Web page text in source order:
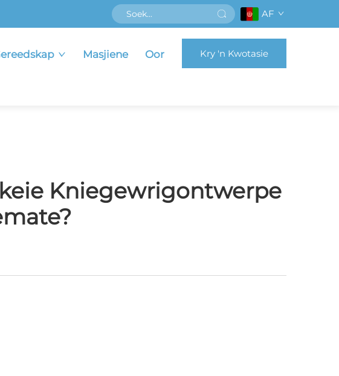
AF
Masjiene Oor Kry 'n Kwotasie
Kniegewrigontwerpe